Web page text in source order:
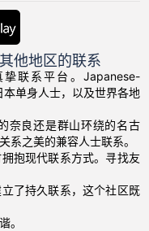
他地区的联系
联系平台。Japanese-
单身人士，以及世界各地
奈良还是群山环绕的名古
系之美的兼容人士联系。
抱现代联系方式。寻找友
了持久联系，这个社区既
。